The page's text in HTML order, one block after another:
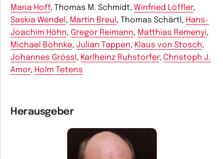
Maria Hoff, Thomas M. Schmidt, Winfried Löffler,
Saskia Wendel , Martin Breul , Thomas Schärtl, Hans-
Joachim Höhn, Gregor Reimann, Matthias Remenyi,
Michael Böhnke, Julian Tappen, Klaus von Stosch,
Johannes Grössl , Karlheinz Ruhstorfer, Christoph J.
Amor, Holm Tetens
Herausgeber